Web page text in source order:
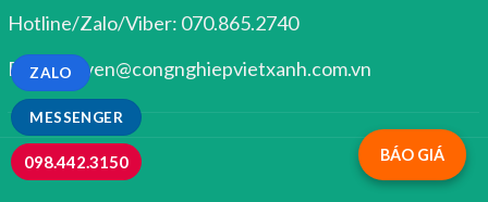
Hotline/Zalo/Viber: 070.865.2740
Email: huyen@congnghiepvietxanh.com.vn
BÁO GIÁ
MESSENGER
ZALO
098.442.3150